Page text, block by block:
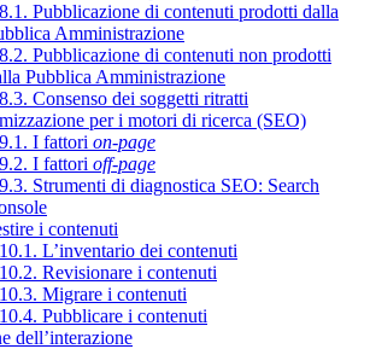
Pubblicazione di contenuti prodotti dalla
Amministrazione
Pubblicazione di contenuti non prodotti
Pubblica Amministrazione
Consenso dei soggetti ritratti
per i motori di ricerca (SEO)
I fattori on-page
I fattori off-page
Strumenti di diagnostica SEO: Search
i contenuti
L’inventario dei contenuti
Revisionare i contenuti
Migrare i contenuti
Pubblicare i contenuti
dell’interazione